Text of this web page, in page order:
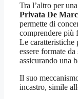
Tra l’altro per
Privata De
permette di
comprendere più
Le caratteristiche
essere formate
assicurando una
Il suo
incastro, simile